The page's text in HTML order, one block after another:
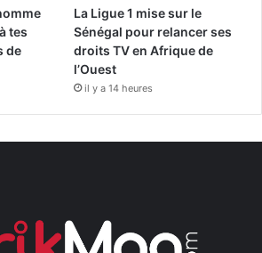
tes
de
La Ligue 1 mise sur le
Sénégal pour relancer ses
droits TV en Afrique de
l’Ouest
il y a 14 heures